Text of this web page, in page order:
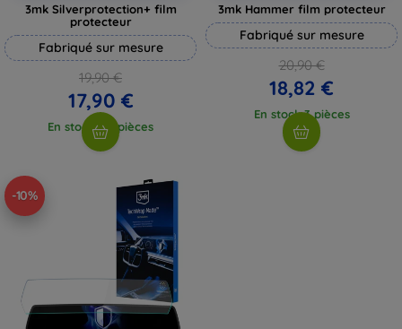
3mk Silverprotection+ film
protecteur
Fabriqué sur mesure
19,90 €
17,90 €
En stock > 5 pièces
3mk Hammer film protecteur
Fabriqué sur mesure
20,90 €
18,82 €
En stock 3 pièces
-10%